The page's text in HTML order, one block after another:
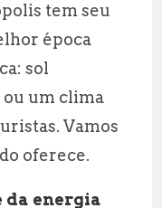
tem seu
época
sol
ou um clima
Vamos
oferece.
da energia